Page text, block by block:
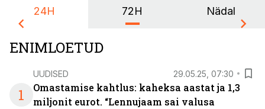
24H 72H Nädal
ENIMLOETUD
1
UUDISED 29.05.25, 07:30
Omastamise kahtlus: kaheksa aastat ja 1,3
miljonit eurot. “Lennujaam sai valusa